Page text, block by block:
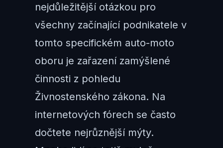
nejdůležitější otázkou pro
všechny začínající podnikatele v
tomto specifickém auto-moto
oboru je zařazení zamýšlené
činnosti z pohledu
Živnostenského zákona. Na
internetových fórech se často
dočtete nejrůznější mýty.